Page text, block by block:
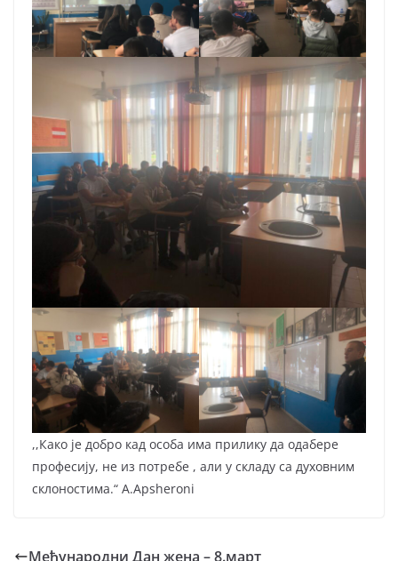
,,Како је добро кад особа има прилику да одабере
професију, не из потребе , али у складу са духовним
склоностима.“ А.Apsheroni
Међународни Дан жена – 8.март